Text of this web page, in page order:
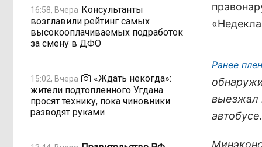
16:58, Вчера Консультанты
возглавили рейтинг самых
высокооплачиваемых подработок
за смену в ДФО
15:02, Вчера
«Ждать некогда»:
жители подтопленного Угдана
просят технику, пока чиновники
разводят руками
Ранее
выезжал
автобусе.